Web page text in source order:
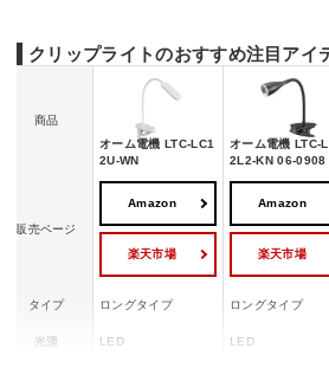
クリップライトのおすすめ注目アイ
商品
オーム電機 LTC-LC1
2U-WN
オーム電機 LTC-
2L2-KN 06-0908
販売ページ
Amazon
楽天市場
Amazon
楽天市場
タイプ ロングタイプ ロングタイプ
光源 LED LED